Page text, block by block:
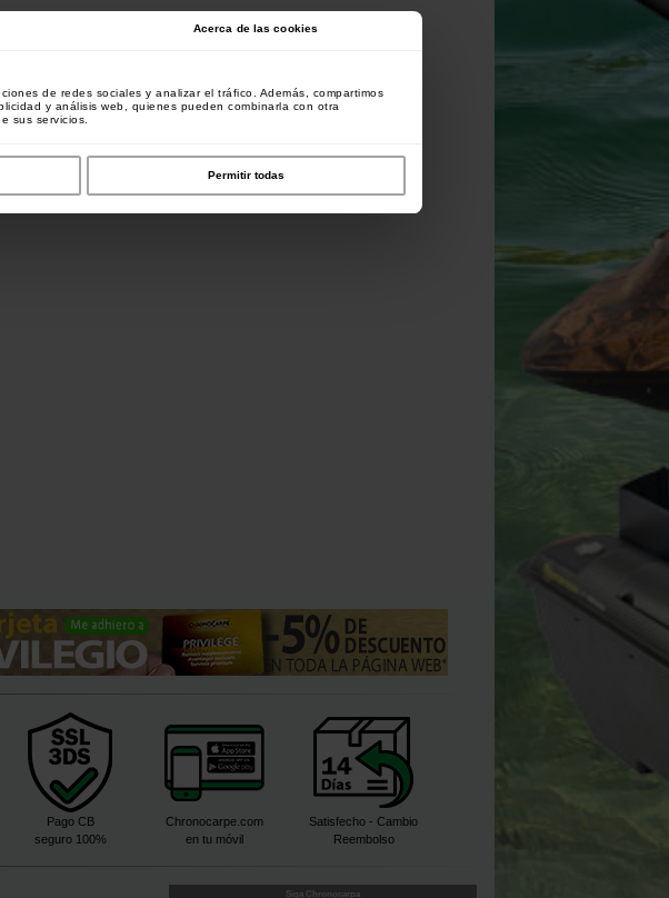
Acerca de las cookies
de redes sociales y analizar el tráfico. Además, compartimos
y análisis web, quienes pueden combinarla con otra
sus servicios.
Permitir todas
Pago CB
seguro 100%
Chronocarpe.com
en tu móvil
Satisfecho - Cambio
Reembolso
Siga Chronocarpa